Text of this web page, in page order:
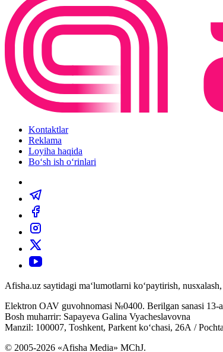
Kontaktlar
Reklama
Loyiha haqida
Bo‘sh ish o‘rinlari
Afisha.uz saytidagi ma‘lumotlarni ko‘paytirish,
Elektron OAV guvohnomasi №0400. Berilgan sanasi 13-
Bosh muharrir: Sapayeva Galina Vyacheslavovna
Manzil: 100007, Toshkent, Parkent ko‘chasi, 26А /
© 2005-2026 «Afisha Media» MChJ.